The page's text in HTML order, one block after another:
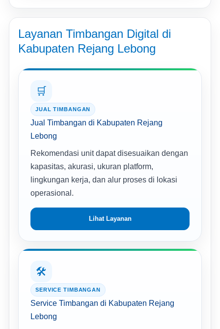
Layanan Timbangan Digital di
Kabupaten Rejang Lebong
🛒
JUAL TIMBANGAN
Jual Timbangan di Kabupaten Rejang
Lebong
Rekomendasi unit dapat disesuaikan dengan
kapasitas, akurasi, ukuran platform,
lingkungan kerja, dan alur proses di lokasi
operasional.
Lihat Layanan
🛠️
SERVICE TIMBANGAN
Service Timbangan di Kabupaten Rejang
Lebong